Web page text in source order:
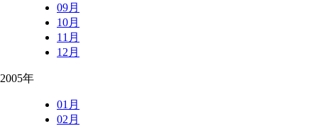
09月
10月
11月
12月
2005年
01月
02月